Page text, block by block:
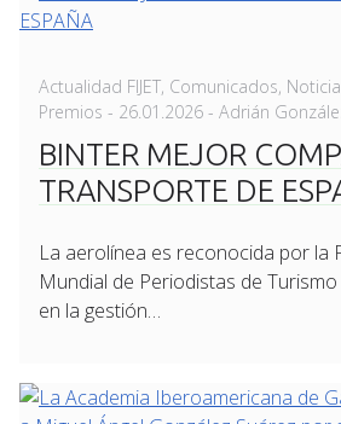
Actualidad FIJET, Comunicados,
Premios - Posted
26.01.2026 - Adrián
BINTER MEJOR
TRANSPORTE DE
La aerolínea es reconocida por la
Mundial de Periodistas de
en la gestión…